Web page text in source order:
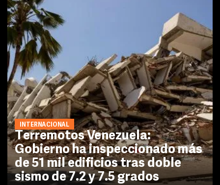
INTERNACIONAL
Terremotos Venezuela:
Gobierno ha inspeccionado más
de 51 mil edificios tras doble
sismo de 7.2 y 7.5 grados